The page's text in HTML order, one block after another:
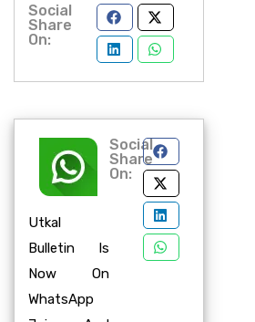
Social
Share
On:
Utkal
Bulletin Is
Now On
WhatsApp
Social
Share
On: